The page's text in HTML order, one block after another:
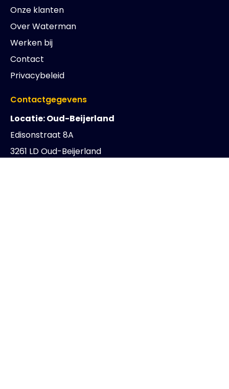
Onze klanten
Over Waterman
Werken bij
Contact
Privacybeleid
Contactgegevens
Locatie: Oud-Beijerland
Edisonstraat 8A
3261 LD Oud-Beijerland